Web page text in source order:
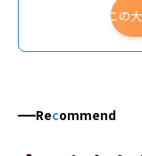
この
Recommend